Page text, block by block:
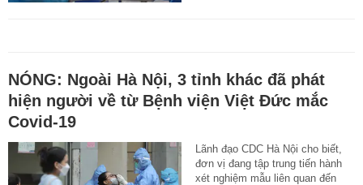
NÓNG: Ngoài Hà Nội, 3 tỉnh khác đã phát
hiện người về từ Bệnh viện Việt Đức mắc
Covid-19
Lãnh đạo CDC Hà Nội cho biết,
đơn vị đang tập trung tiến hành
xét nghiệm mẫu liên quan đến